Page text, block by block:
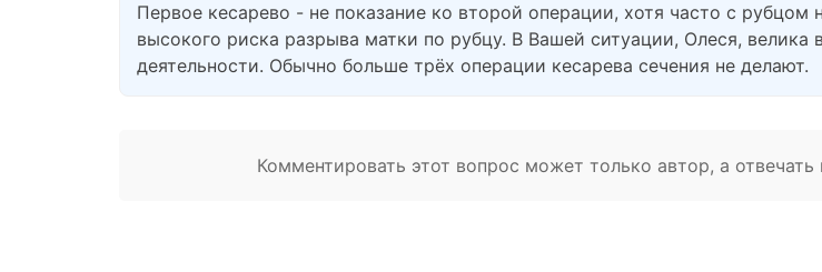
Первое кесарево - не показание ко второй операции, хотя часто с
высокого риска разрыва матки по рубцу. В Вашей ситуации, Олеся, велика
деятельности. Обычно больше трёх операции кесарева сечения не делают.
Комментировать этот вопрос может только автор, а